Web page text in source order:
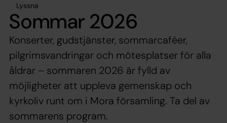
Lyssna
Sommar 2026
Konserter, gudstjänster, sommarcaféer,
pilgrimsvandringar och mötesplatser för alla
åldrar – sommaren 2026 är fylld av
möjligheter att uppleva gemenskap och
kyrkoliv runt om i Mora församling. Ta del av
sommarens program.